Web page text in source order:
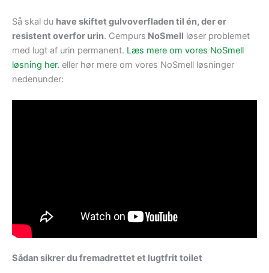
Så skal du have skiftet gulvoverfladen til én, der er
resistent overfor urin. Cempurs NoSmell løser problemet
med lugt af urin permanent. Læs mere om vores NoSmell
løsning her. eller hør mere om vores NoSmell løsninger
nedenunder:
Sådan sikrer du fremadrettet et lugtfrit toilet